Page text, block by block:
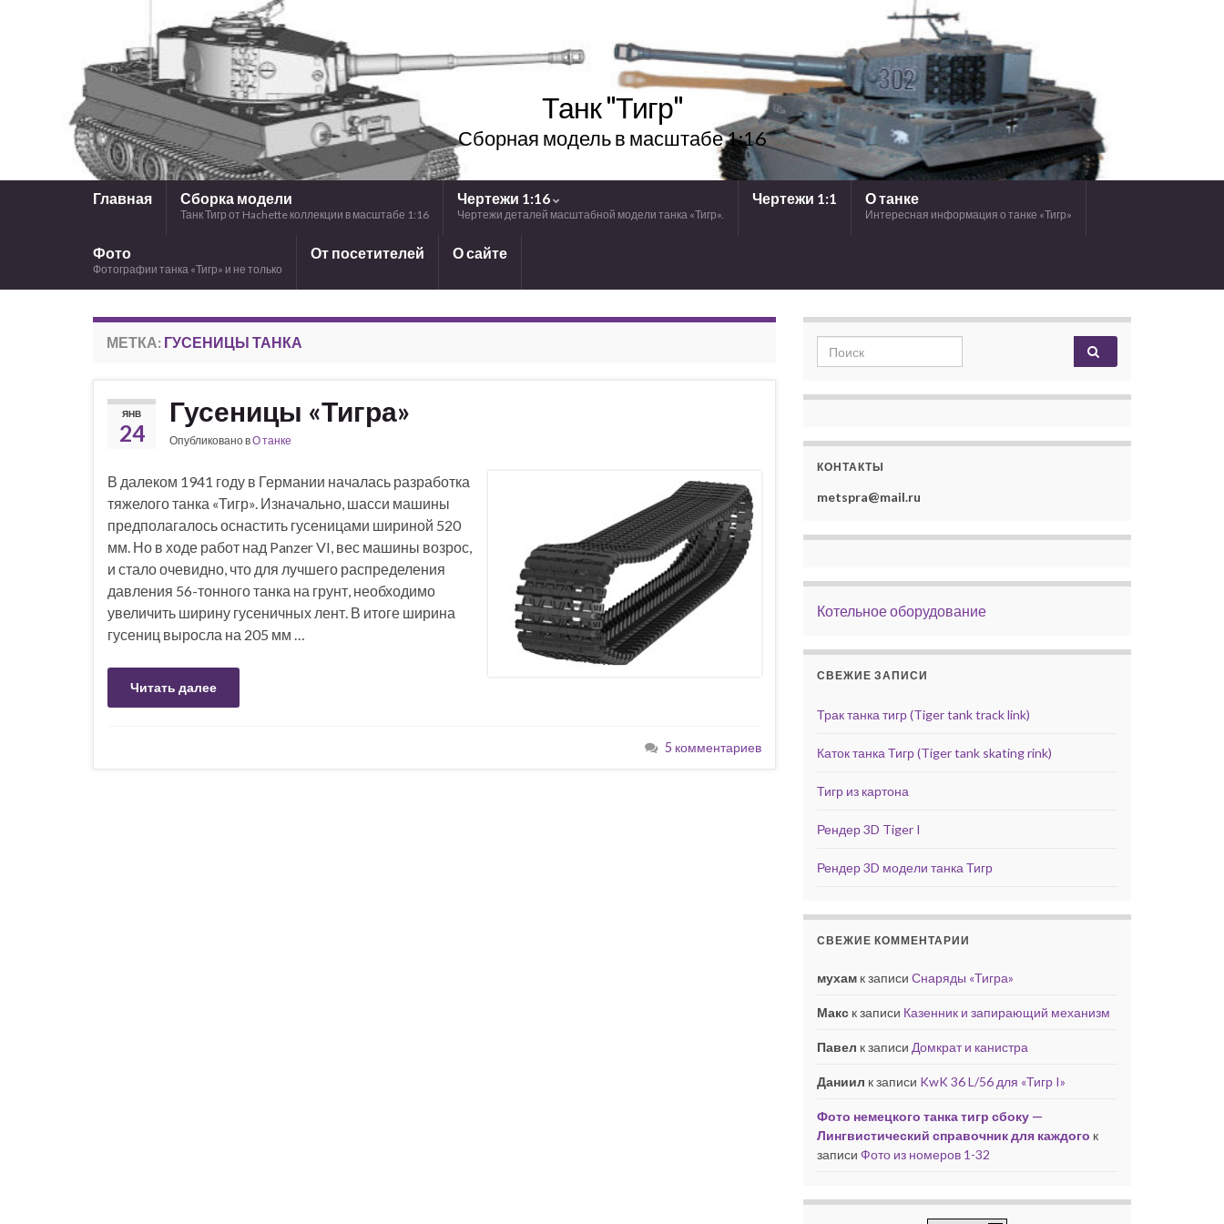
Танк "Тигр"
Сборная модель в масштабе 1:16
Главная Сборка модели
Танк Тигр от Hachette коллекции в масштабе 1:16
Чертежи 1:16
Чертежи деталей масштабной модели танка «Тигр».
Чертежи 1:1 О танке
Интересная информация о танке «Тигр»
Фото
Фотографии танка «Тигр» и не только
От посетителей О сайте
МЕТКА: ГУСЕНИЦЫ ТАНКА
ЯНВ
24
Гусеницы «Тигра»
Опубликовано вО танке
В далеком 1941 году в Германии началась разработка
тяжелого танка «Тигр». Изначально, шасси машины
предполагалось оснастить гусеницами шириной 520
мм. Но в ходе работ над Panzer VI, вес машины возрос,
и стало очевидно, что для лучшего распределения
давления 56-тонного танка на грунт, необходимо
увеличить ширину гусеничных лент. В итоге ширина
гусениц выросла на 205 мм …
Читать далее
5 комментариев
Search for:
КОНТАКТЫ
metspra@mail.ru
Котельное оборудование
СВЕЖИЕ ЗАПИСИ
Трак танка тигр (Tiger tank track link)
Каток танка Тигр (Tiger tank skating rink)
Тигр из картона
Рендер 3D Tiger I
Рендер 3D модели танка Тигр
СВЕЖИЕ КОММЕНТАРИИ
мухам к записи Снаряды «Тигра»
Макс к записи Казенник и запирающий механизм
Павел к записи Домкрат и канистра
Даниил к записи KwK 36 L/56 для «Тигр I»
Фото немецкого танка тигр сбоку —
Лингвистический справочник для каждого к
записи Фото из номеров 1-32